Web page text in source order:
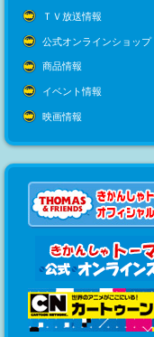
ＴＶ放送情報
公式オンラインショップ
商品情報
イベント情報
映画情報